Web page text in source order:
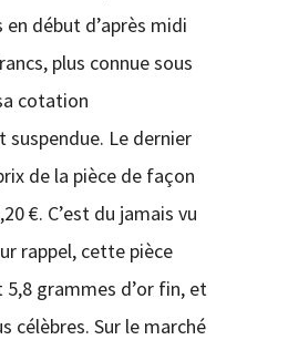
début d’après midi
plus connue sous
cotation
Le dernier
de la pièce de façon
€. C’est du jamais vu
rappel, cette pièce
grammes d’or fin, et
célèbres. Sur le marché